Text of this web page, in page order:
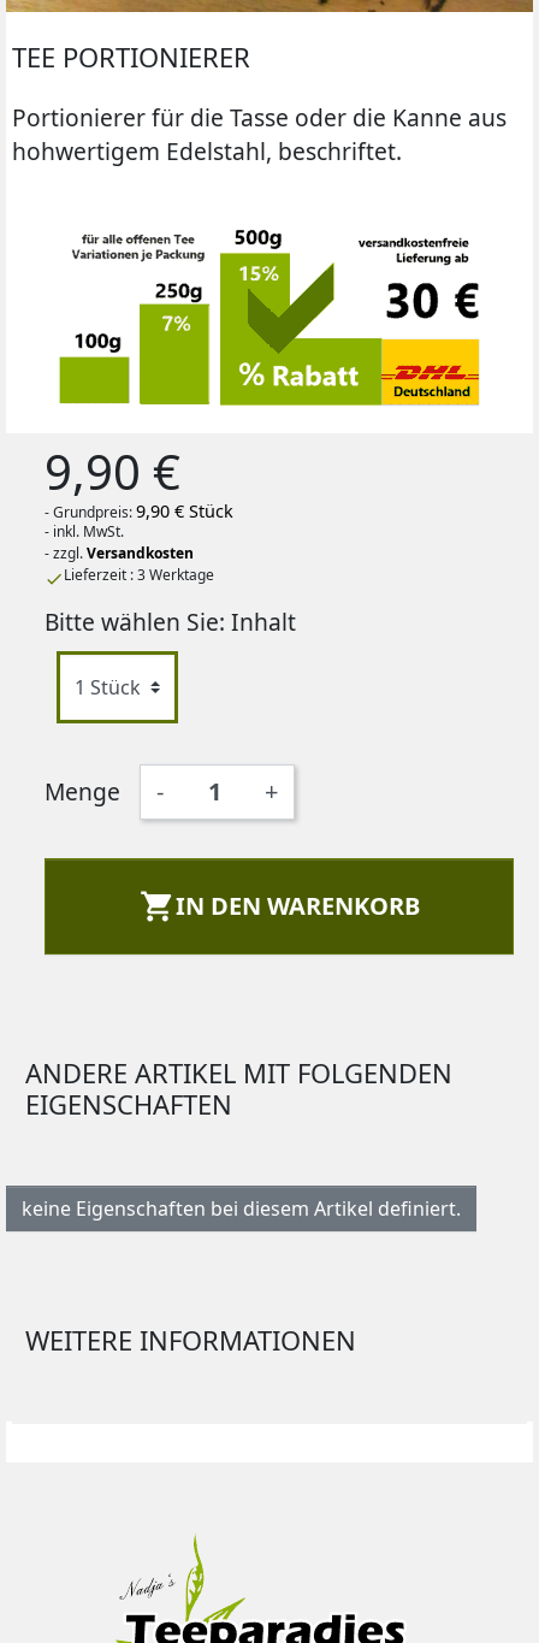
TEE PORTIONIERER
Portionierer für die Tasse oder die Kanne aus
hohwertigem Edelstahl, beschriftet.
9,90 €
- Grundpreis:9,90 € Stück
- inkl. MwSt.
- zzgl.Versandkosten
Lieferzeit : 3 Werktage
Bitte wählen Sie: Inhalt
Menge - +
IN DEN WARENKORB
ANDERE ARTIKEL MIT FOLGENDEN
EIGENSCHAFTEN
keine Eigenschaften bei diesem Artikel definiert.
WEITERE INFORMATIONEN